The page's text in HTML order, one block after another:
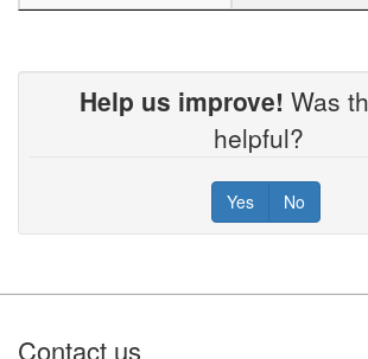
Help us improve! Was
helpful?
Yes No
Contact us